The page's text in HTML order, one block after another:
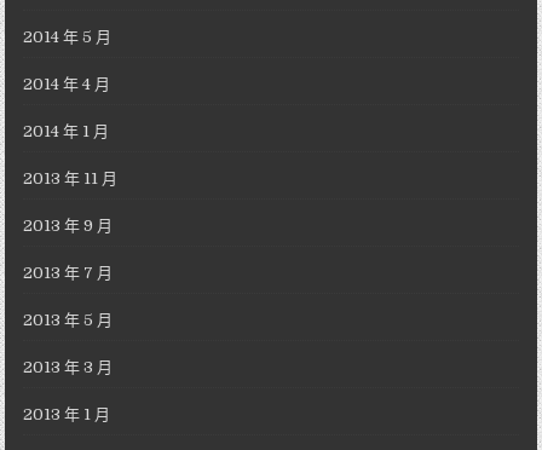
2014 年 5 月
2014 年 4 月
2014 年 1 月
2013 年 11 月
2013 年 9 月
2013 年 7 月
2013 年 5 月
2013 年 3 月
2013 年 1 月